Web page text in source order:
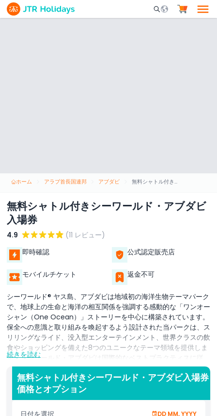
Mobile Search
ホーム アラブ首長国連邦 アブダビ 無料シャトル付きシーワールド・アブダビ入場券
無料シャトル付きシーワールド・アブダビ
入場券
4.9
(11 レビュー)
即時確認
公式認定販売店
モバイルチケット 返金不可
シーワールド® ヤス島、アブダビは地域初の海洋生物テーマパーク
で、地球上の生命と海洋の相互関係を強調する感動的な「ワンオー
シャン（One Ocean）」ストーリーを中心に構築されています。
保全への意識と取り組みを喚起するよう設計された当パークは、ス
リリングなライド、没入型エンターテインメント、世界クラスの飲
食やショッピングを備えた8つのユニークなテーマ領域を提供しま
す。シーワールド・アブダビは国際的なベストプラクティスに従
い、動物福祉の最高基準を厳守しています。次世代のハビタットは
最新技術と福祉重視のアプローチで作られています。獣医、科学
者、動物ケアの専門家から成る情熱的なチームが動物の健康と福祉
に尽力し、来場者に海洋保全について教育します。パークはまた、
サメ、エイ、魚、ウミガメなどを含む68,000匹以上の動物を収容
続きを読む
無料シャトル付きシーワールド・アブダビ入場券
価格とオプション
日付を選択 DD MM, YYYY